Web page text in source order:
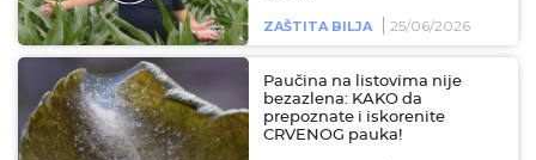
ZAŠTITA BILJA 25/06/2026
Paučina na listovima nije
bezazlena: KAKO da
prepoznate i iskorenite
CRVENOG pauka!